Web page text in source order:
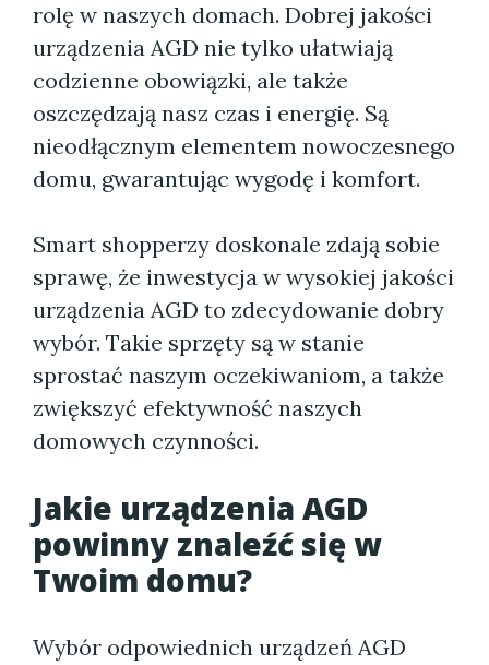
rolę w naszych domach. Dobrej jakości
urządzenia AGD nie tylko ułatwiają
codzienne obowiązki, ale także
oszczędzają nasz czas i energię. Są
nieodłącznym elementem nowoczesnego
domu, gwarantując wygodę i komfort.
Smart shopperzy doskonale zdają sobie
sprawę, że inwestycja w wysokiej jakości
urządzenia AGD to zdecydowanie dobry
wybór. Takie sprzęty są w stanie
sprostać naszym oczekiwaniom, a także
zwiększyć efektywność naszych
domowych czynności.
Jakie urządzenia AGD
powinny znaleźć się w
Twoim domu?
Wybór odpowiednich urządzeń AGD